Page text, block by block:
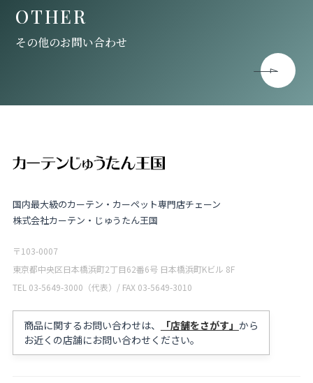
OTHER
その他のお問い合わせ
国内最大級のカーテン・カーペット専門店チェーン
株式会社カーテン・じゅうたん王国
〒103-0007
東京都中央区日本橋浜町2丁目62番6号 日本橋浜町Kビル 8F
TEL 03-5649-3000（代表）/ FAX 03-5649-3010
商品に関するお問い合わせは、 「店舗をさがす」 から
お近くの店舗にお問い合わせください。